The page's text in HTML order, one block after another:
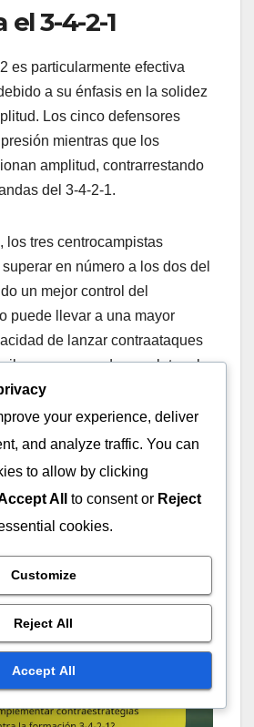
3-4-2-1
es particularmente efectiva
a su énfasis en la solidez
Los cinco defensores
mientras que los
amplitud, contrarrestando
del 3-4-2-1.
los tres centrocampistas
en número a los dos del
un mejor control del
puede llevar a una mayor
de lanzar contraataques
que pueden explotar el
los jugadores ofensivos del 3-
en un 5-3-2 pueden
lapsus defensivo, creando
your experience, deliver
and analyze traffic. You can
to allow by clicking
All to consent or Reject
cookies.
Customize
Reject All
Accept All